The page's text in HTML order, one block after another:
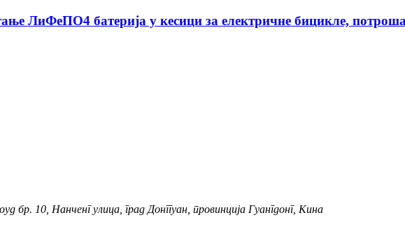
ЛиФеПО4 батерија у кесици за електричне бицикле,
10, Нанченг улица, град Донггуан, провинција Гуангдонг, Кина